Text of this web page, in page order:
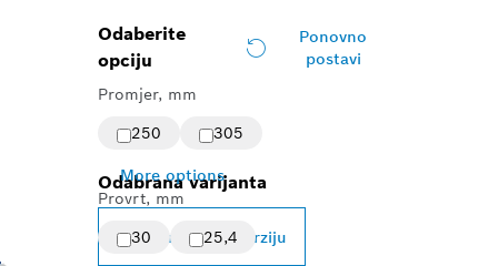
Odaberite
opciju
Ponovno
postavi
Promjer, mm
250
305
More options
Provrt, mm
30
25,4
Odabrana varijanta
Promijeni verziju